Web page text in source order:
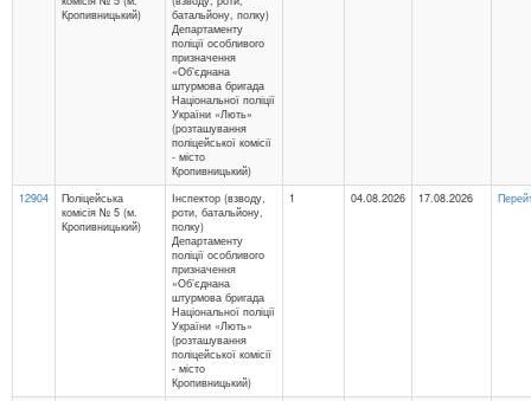
Кропивницький)
батальйону, полку)
Департаменту
поліції особливого
призначення
«Об’єднана
штурмова бригада
Національної поліції
України «Лють»
(розташування
поліцейської комісії
- місто
Кропивницький)
12904
Поліцейська
комісія № 5 (м.
Кропивницький)
Інспектор (взводу,
роти, батальйону,
полку)
Департаменту
поліції особливого
призначення
«Об’єднана
штурмова бригада
Національної поліції
України «Лють»
(розташування
поліцейської комісії
- місто
Кропивницький)
1 04.08.2026 17.08.2026